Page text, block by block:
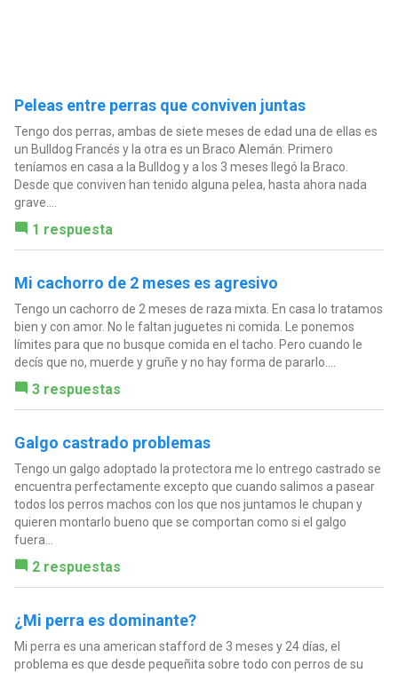
Peleas entre perras que conviven juntas
Tengo dos perras, ambas de siete meses de edad una de ellas es
un Bulldog Francés y la otra es un Braco Alemán. Primero
teníamos en casa a la Bulldog y a los 3 meses llegó la Braco.
Desde que conviven han tenido alguna pelea, hasta ahora nada
grave....
1 respuesta
Mi cachorro de 2 meses es agresivo
Tengo un cachorro de 2 meses de raza mixta. En casa lo tratamos
bien y con amor. No le faltan juguetes ni comida. Le ponemos
límites para que no busque comida en el tacho. Pero cuando le
decís que no, muerde y gruñe y no hay forma de pararlo....
3 respuestas
Galgo castrado problemas
Tengo un galgo adoptado la protectora me lo entrego castrado se
encuentra perfectamente excepto que cuando salimos a pasear
todos los perros machos con los que nos juntamos le chupan y
quieren montarlo bueno que se comportan como si el galgo
fuera...
2 respuestas
¿Mi perra es dominante?
Mi perra es una american stafford de 3 meses y 24 días, el
problema es que desde pequeñita sobre todo con perros de su